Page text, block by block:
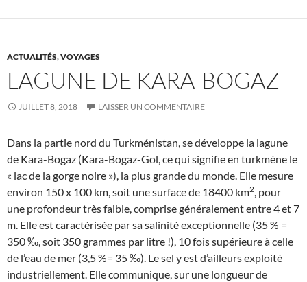
ACTUALITÉS,VOYAGES
LAGUNE DE KARA-BOGAZ
JUILLET 8, 2018 LAISSER UN COMMENTAIRE
Dans la partie nord du Turkménistan, se développe la lagune
de Kara-Bogaz (Kara-Bogaz-Gol, ce qui signifie en turkmène le
« lac de la gorge noire »), la plus grande du monde. Elle mesure
environ 150 x 100 km, soit une surface de 18400 km2, pour
une profondeur très faible, comprise généralement entre 4 et 7
m. Elle est caractérisée par sa salinité exceptionnelle (35 % =
350 ‰, soit 350 grammes par litre !), 10 fois supérieure à celle
de l’eau de mer (3,5 %= 35 ‰). Le sel y est d’ailleurs exploité
industriellement. Elle communique, sur une longueur de